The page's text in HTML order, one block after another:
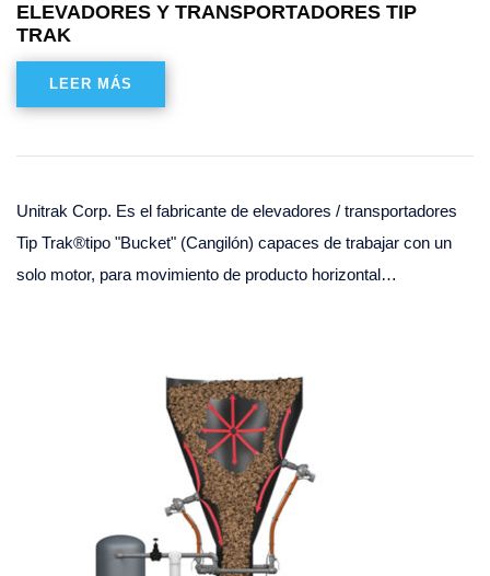
ELEVADORES Y TRANSPORTADORES TIP
TRAK
LEER MÁS
Unitrak Corp. Es el fabricante de elevadores / transportadores
Tip Trak®tipo "Bucket" (Cangilón) capaces de trabajar con un
solo motor, para movimiento de producto horizontal…